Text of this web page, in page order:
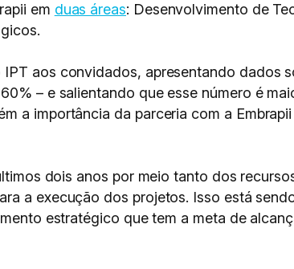
em duas áreas: Desenvolvimento de
aos convidados, apresentando dados
– e salientando que esse número é
a importância da parceria com a
dois anos por meio tanto dos
a execução dos projetos. Isso está
estratégico que tem a meta de